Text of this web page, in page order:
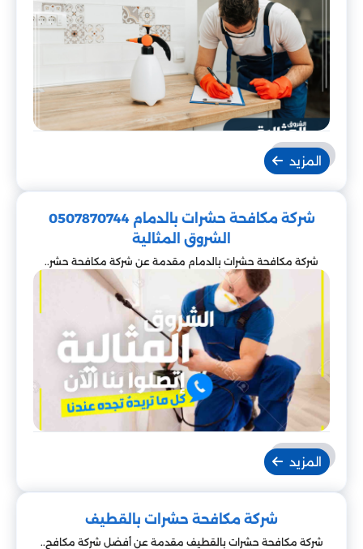
المزيد
شركة مكافحة حشرات بالدمام 0507870744
الشروق المثالية
شركة مكافحة حشرات بالدمام مقدمة عن شركة مكافحة حشر..
المزيد
شركة مكافحة حشرات بالقطيف
شركة مكافحة حشرات بالقطيف مقدمة عن أفضل شركة مكافح..